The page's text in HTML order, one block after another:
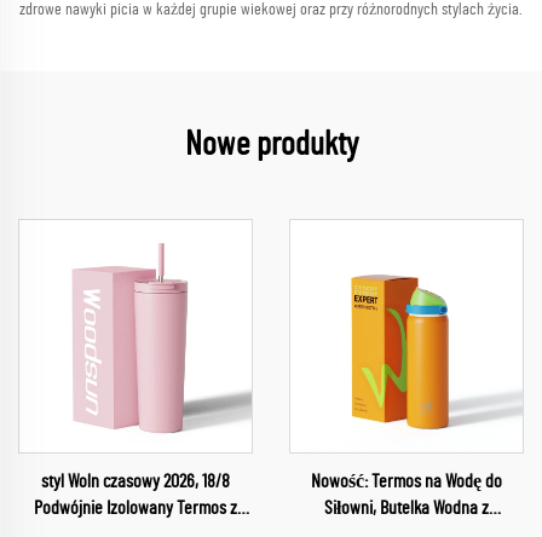
zdrowe nawyki picia w każdej grupie wiekowej oraz przy różnorodnych stylach życia.
Nowe produkty
styl Woln czasowy 2026, 18/8
Podwójnie Izolowany Termos z
Nowość: Termos na Wodę do
Siłowni, Butelka Wodna z